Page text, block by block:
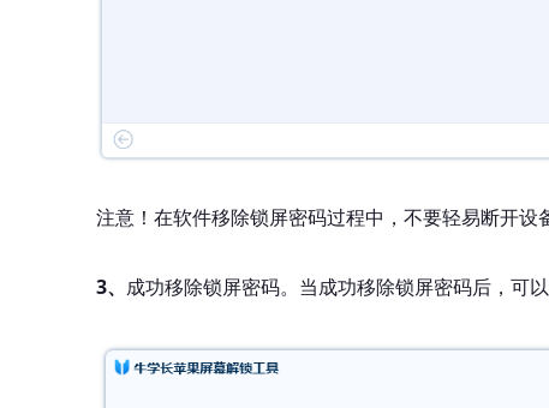
注意！在软件移除锁屏密码过程中，不要轻易断开设
3、 成功移除锁屏密码。当成功移除锁屏密码后，可